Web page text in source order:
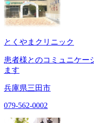
とくやまクリニック
患者様とのコミュニケ
ます
兵庫県三田市
079-562-0002